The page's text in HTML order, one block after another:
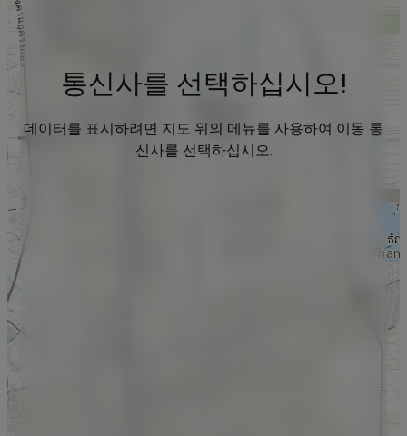
통신사를 선택하십시오!
데이터를 표시하려면 지도 위의 메뉴를 사용하여 이동 통
신사를 선택하십시오.